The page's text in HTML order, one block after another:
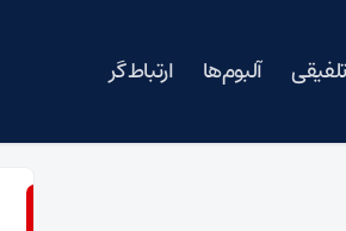
آلبوم‌ها ارتباط گر